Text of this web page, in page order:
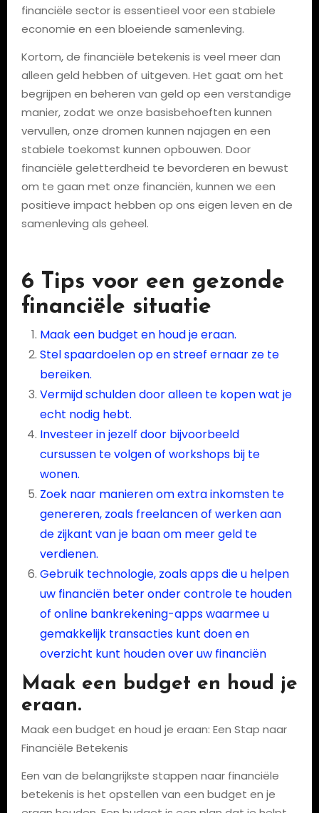
financiële sector is essentieel voor een stabiele
economie en een bloeiende samenleving.
Kortom, de financiële betekenis is veel meer dan
alleen geld hebben of uitgeven. Het gaat om het
begrijpen en beheren van geld op een verstandige
manier, zodat we onze basisbehoeften kunnen
vervullen, onze dromen kunnen najagen en een
stabiele toekomst kunnen opbouwen. Door
financiële geletterdheid te bevorderen en bewust
om te gaan met onze financiën, kunnen we een
positieve impact hebben op ons eigen leven en de
samenleving als geheel.
6 Tips voor een gezonde
financiële situatie
Maak een budget en houd je eraan.
Stel spaardoelen op en streef ernaar ze te
bereiken.
Vermijd schulden door alleen te kopen wat je
echt nodig hebt.
Investeer in jezelf door bijvoorbeeld
cursussen te volgen of workshops bij te
wonen.
Zoek naar manieren om extra inkomsten te
genereren, zoals freelancen of werken aan
de zijkant van je baan om meer geld te
verdienen.
Gebruik technologie, zoals apps die u helpen
uw financiën beter onder controle te houden
of online bankrekening-apps waarmee u
gemakkelijk transacties kunt doen en
overzicht kunt houden over uw financiën
Maak een budget en houd je
eraan.
Maak een budget en houd je eraan: Een Stap naar
Financiële Betekenis
Een van de belangrijkste stappen naar financiële
betekenis is het opstellen van een budget en je